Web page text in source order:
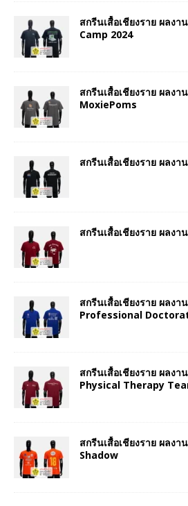
สกรีนเสื้อเชียงราย ผลงา
Camp 2024
สกรีนเสื้อเชียงราย ผลงา
MoxiePoms
สกรีนเสื้อเชียงราย ผลง
สกรีนเสื้อเชียงราย ผลง
สกรีนเสื้อเชียงราย ผลงา
Professional
สกรีนเสื้อเชียงราย ผลงา
Physical Therapy
สกรีนเสื้อเชียงราย ผลง
Shadow